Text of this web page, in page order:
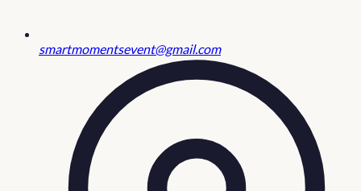
smartmomentsevent@gmail.com